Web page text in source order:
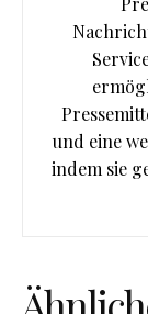
und eine
indem sie